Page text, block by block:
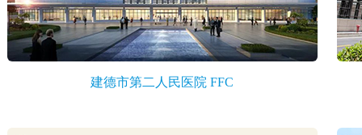
建德市第二人民医院 FFC